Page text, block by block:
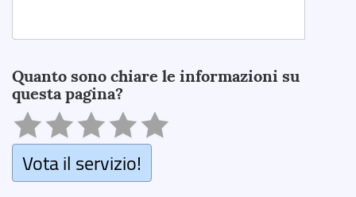
Quanto sono chiare le informazioni su
questa pagina?
Vota il servizio!